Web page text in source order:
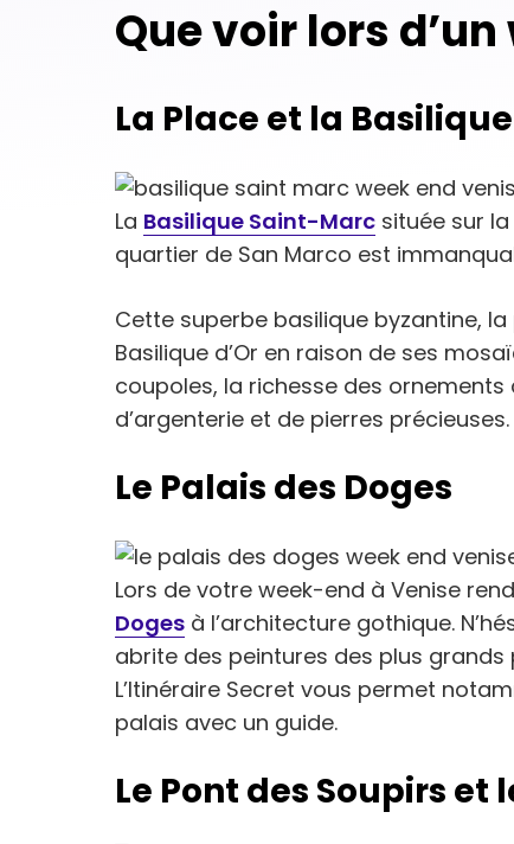
Que voir lors
La Place et la
La Basilique Saint-Marc située sur
quartier de San Marco est
Cette superbe basilique byzantine,
Basilique d’Or en raison de ses
coupoles, la richesse des
d’argenterie et de pierres précieuses.
Le Palais des Doges
Lors de votre week-end à Venise
Doges à l’architecture gothique.
abrite des peintures des plus grands
L’Itinéraire Secret vous permet
palais avec un guide.
Le Pont des Soupirs et